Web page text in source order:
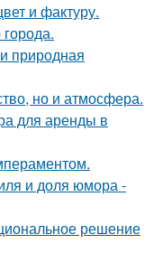
и фактуру.
природная
но и атмосфера.
для аренды в
и доля юмора -
решение